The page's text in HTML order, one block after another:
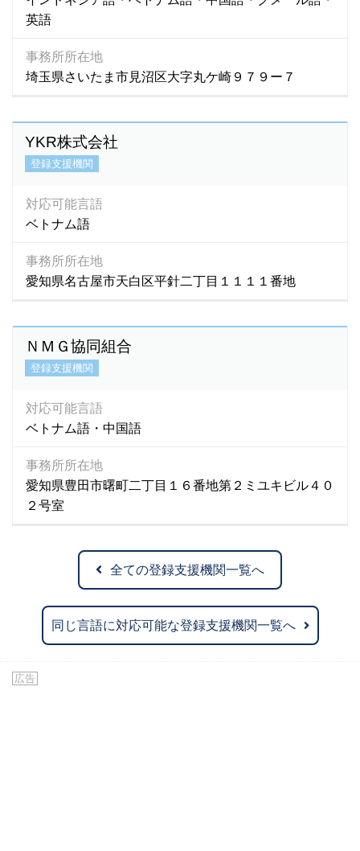
英語
事務所所在地
埼玉県さいたま市見沼区大字丸ケ崎９７９ー７
YKR株式会社
登録支援機関
対応可能言語
ベトナム語
事務所所在地
愛知県名古屋市天白区平針二丁目１１１１番地
ＮＭＧ協同組合
登録支援機関
対応可能言語
ベトナム語・中国語
事務所所在地
愛知県豊田市曙町二丁目１６番地第２ミユキビル４０
２号室
全ての登録支援機関一覧へ
同じ言語に対応可能な登録支援機関一覧へ
広告